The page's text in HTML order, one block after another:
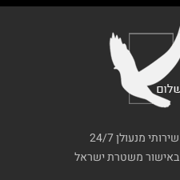
שירותי מנעולן 24/7
באישור משטרת ישראל